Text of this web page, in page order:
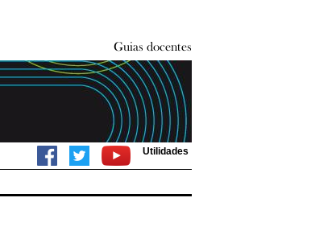
Utilidades